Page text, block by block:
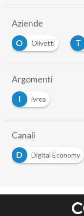
Aziende
O
Olivetti T
Argomenti
I
ivrea
Canali
D
Digital Economy